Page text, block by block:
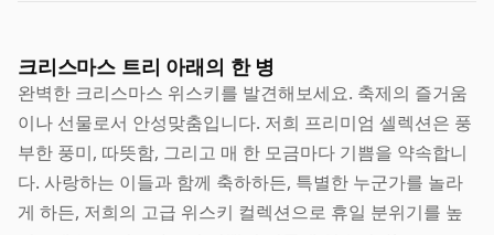
크리스마스 트리 아래의 한 병
완벽한 크리스마스 위스키를 발견해보세요. 축제의 즐거움
이나 선물로서 안성맞춤입니다. 저희 프리미엄 셀렉션은 풍
부한 풍미, 따뜻함, 그리고 매 한 모금마다 기쁨을 약속합니
다. 사랑하는 이들과 함께 축하하든, 특별한 누군가를 놀라
게 하든, 저희의 고급 위스키 컬렉션으로 휴일 분위기를 높